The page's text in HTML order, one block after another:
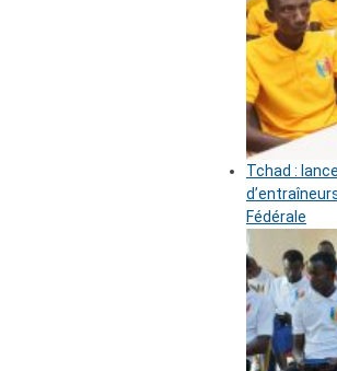
Tchad :
Fédérale